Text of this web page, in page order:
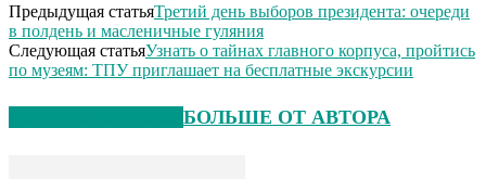
Предыдущая статьяТретий день выборов президента: очереди
в полдень и масленичные гуляния
Следующая статьяУзнать о тайнах главного корпуса, пройтись
по музеям: ТПУ приглашает на бесплатные экскурсии
БОЛЬШЕ ОТ АВТОРА